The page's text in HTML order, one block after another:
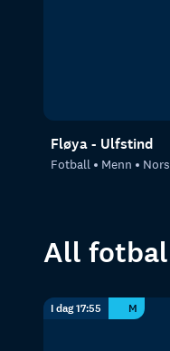
Fløya - Ulfstind
Fotball Menn
All
I dag 17:55 M